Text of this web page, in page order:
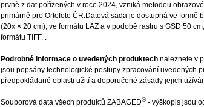
prvně z dat pořízených v roce 2024, vzniká metodou
primárně pro Ortofoto ČR.Datová sada je dostupná ve
(20x × 20 cm), ve formátu LAZ a v podobě rastru s GSD 50
formátu TIFF. .
Podrobné informace o uvedených produktech naleznete v
jsou popsány technologické postupy zpracování uvedených
předpokládané oblasti užití a doporučené zásady jejich
Souborová data všech produktů ZABAGED®- výškopis jsou